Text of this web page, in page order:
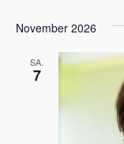
November 2026
SA.
7